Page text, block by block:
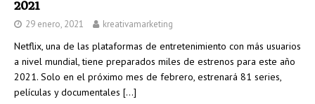
2021
29 enero, 2021 kreativamarketing
Netflix, una de las plataformas de entretenimiento con más usuarios
a nivel mundial, tiene preparados miles de estrenos para este año
2021. Solo en el próximo mes de febrero, estrenará 81 series,
películas y documentales […]